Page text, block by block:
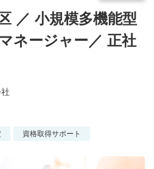
／ 小規模多機能型
ネージャー／ 正社
資格取得サポート